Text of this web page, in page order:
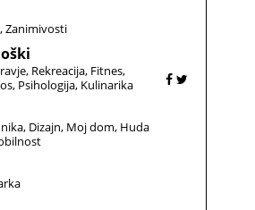
Zanimivosti
Rekreacija Fitnes
Psihologija Kulinarika
Dizajn Moj dom Huda